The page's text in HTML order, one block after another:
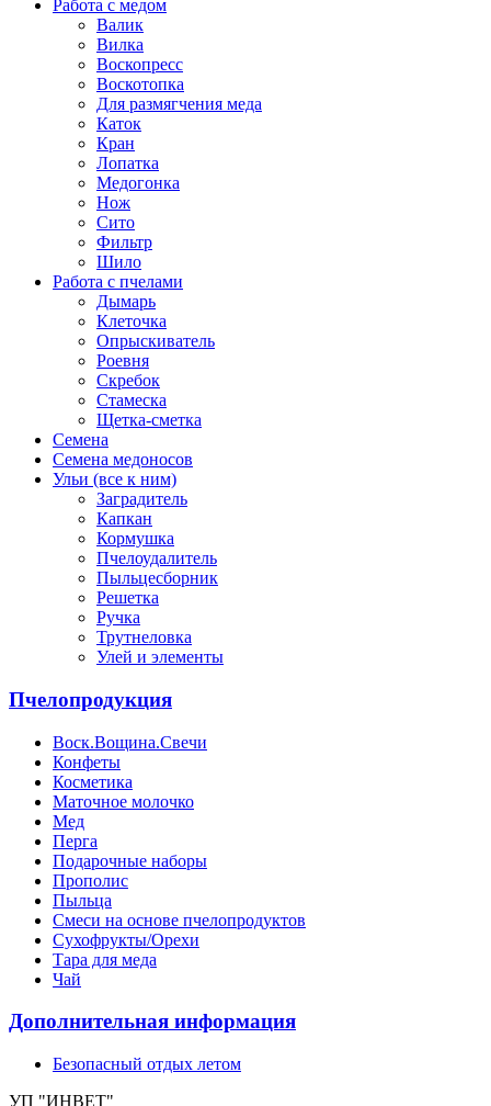
Работа с медом
Валик
Вилка
Воскопресс
Воскотопка
Для размягчения меда
Каток
Кран
Лопатка
Медогонка
Нож
Сито
Фильтр
Шило
Работа с пчелами
Дымарь
Клеточка
Опрыскиватель
Роевня
Скребок
Стамеска
Щетка-сметка
Семена
Семена медоносов
Ульи (все к ним)
Заградитель
Капкан
Кормушка
Пчелоудалитель
Пыльцесборник
Решетка
Ручка
Трутнеловка
Улей и элементы
Пчелопродукция
Воск.Вощина.Свечи
Конфеты
Косметика
Маточное молочко
Мед
Перга
Подарочные наборы
Прополис
Пыльца
Смеси на основе пчелопродуктов
Сухофрукты/Орехи
Тара для меда
Чай
Дополнительная информация
Безопасный отдых летом
УП "ИНВЕТ"